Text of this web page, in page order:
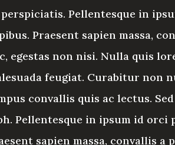
Pellentesque in
Praesent sapien massa,
egestas non nisi. Nulla quis
feugiat. Curabitur non
convallis quis ac lectus.
Pellentesque in ipsum id orci
sapien massa, convallis a